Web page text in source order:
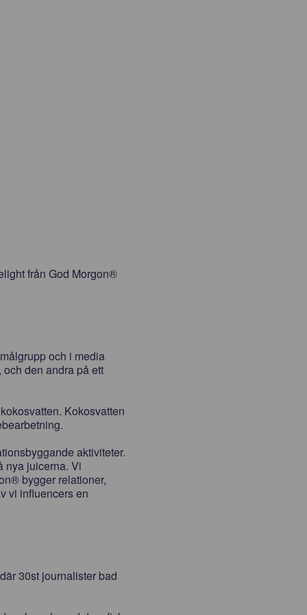
från God Morgon®
och i media
den andra på ett
Kokosvatten
aktiviteter.
nya juicerna. Vi
bygger relationer,
vi influencers en
30st journalister bad